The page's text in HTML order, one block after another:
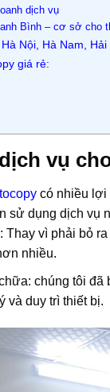
dịch vụ
Bình – cơ sở cho
Nội, Hà Nam,
giá rẻ:
vụ
có nhiều lợi
sử dụng dịch vụ
Thay vì phải bỏ
nhiều.
chúng tôi
và duy trì thiết bị.